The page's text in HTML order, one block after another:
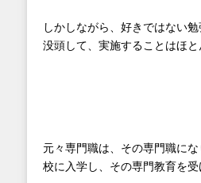
しかしながら、好きではない
没頭して、実施することはほと
元々専門職は、その専門職に
校に入学し、その専門教育を受